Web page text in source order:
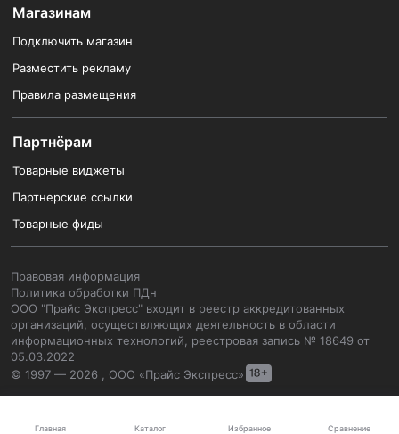
Главная Каталог Избранное Сравнение
Магазинам
Подключить магазин
Разместить рекламу
Правила размещения
Партнёрам
Товарные виджеты
Партнерские ссылки
Товарные фиды
Правовая информация
Политика обработки ПДн
ООО "Прайс Экспресс" входит в реестр аккредитованных
организаций, осуществляющих деятельность в области
информационных технологий, реестровая запись № 18649 от
05.03.2022
© 1997 — 2026 , ООО «Прайс Экспресс»